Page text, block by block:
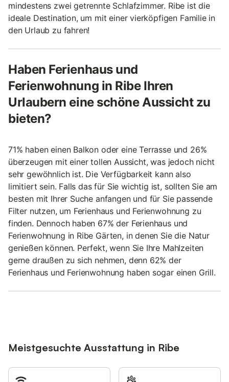
mindestens zwei getrennte Schlafzimmer. Ribe ist die
ideale Destination, um mit einer vierköpfigen Familie in
den Urlaub zu fahren!
Haben Ferienhaus und
Ferienwohnung in Ribe Ihren
Urlaubern eine schöne Aussicht zu
bieten?
71% haben einen Balkon oder eine Terrasse und 26%
überzeugen mit einer tollen Aussicht, was jedoch nicht
sehr gewöhnlich ist. Die Verfügbarkeit kann also
limitiert sein. Falls das für Sie wichtig ist, sollten Sie am
besten mit Ihrer Suche anfangen und für Sie passende
Filter nutzen, um Ferienhaus und Ferienwohnung zu
finden. Dennoch haben 67% der Ferienhaus und
Ferienwohnung in Ribe Gärten, in denen Sie die Natur
genießen können. Perfekt, wenn Sie Ihre Mahlzeiten
gerne draußen zu sich nehmen, denn 62% der
Ferienhaus und Ferienwohnung haben sogar einen Grill.
Meistgesuchte Ausstattung in Ribe